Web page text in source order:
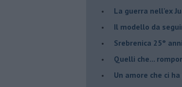
La guerra nell'ex
Il modello da
Srebrenica 25°
Quelli che...
Un amore che ci